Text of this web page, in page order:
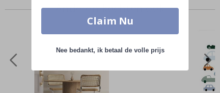
Anderen kochten ook
Claim Nu
Nee bedankt, ik betaal de volle prijs